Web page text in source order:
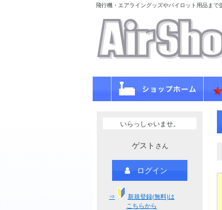
飛行機・エアライングッズやパイロット用品まで
いらっしゃいませ。
ゲスト さん
ログイン
⇒
新規登録(無料)は
こちらから